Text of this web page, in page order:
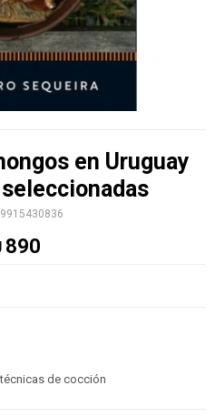
en Uruguay
890
de cocción